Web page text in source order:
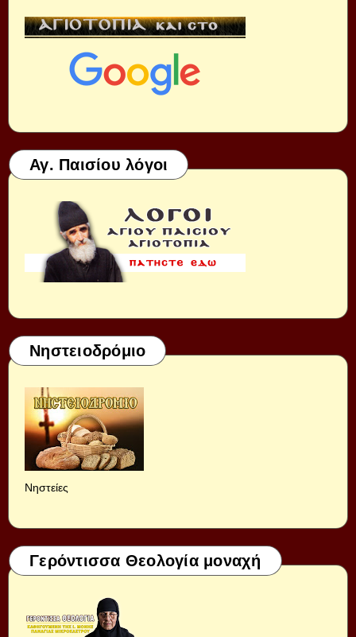
Αγ. Παισίου λόγοι
Νηστειοδρόμιο
Νηστείες
Γερόντισσα Θεολογία μοναχή